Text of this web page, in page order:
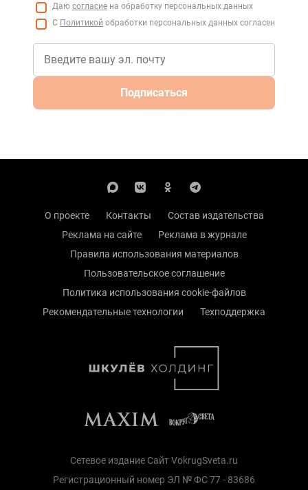
Даю согласие на обработку персональных данных
С Политикой обработки персональных данных согласен
Подписаться
О проекте Контакты
Состав издательства
Реклама на сайте
Реклама в журнале
Правила использования материалов
Пользовательское соглашение
Политика использования cookie-файлов
Рекомендательные технологии
Техподдержка
Сетевое издание Сайт VokrugSveta.ru
Регистрационный номер ЭЛ № ФС 77 - 83686